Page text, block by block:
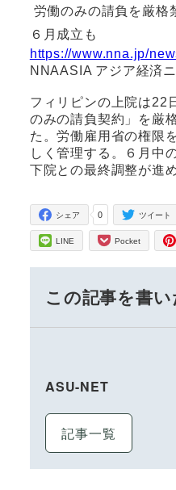
労働のみの請負を厳
６月成立も
https://www.nna.jp/
NNAASIA アジア経済
フィリピンの上院は22
のみの請負契約」を厳
た。労働雇用省の権限
しく管理する。６月中
下院との最終調整が進
0
シェア ツイート
LINE Pocket
この記事を書い
ASU-NET
記事一覧